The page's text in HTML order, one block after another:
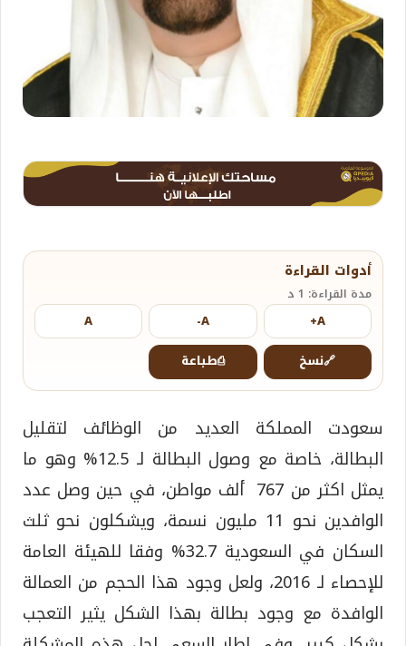
أدوات القراءة
مدة القراءة: 1 د
A+
A-
A
🔗نسخ ⎙طباعة
سعودت المملكة العديد من الوظائف لتقليل
البطالة، خاصة مع وصول البطالة لـ 12.5% وهو ما
يمثل اكثر من 767 ألف مواطن، في حين وصل عدد
الوافدين نحو 11 مليون نسمة، ويشكلون نحو ثلث
السكان في السعودية 32.7% وفقا للهيئة العامة
للإحصاء لـ 2016، ولعل وجود هذا الحجم من العمالة
الوافدة مع وجود بطالة بهذا الشكل يثير التعجب